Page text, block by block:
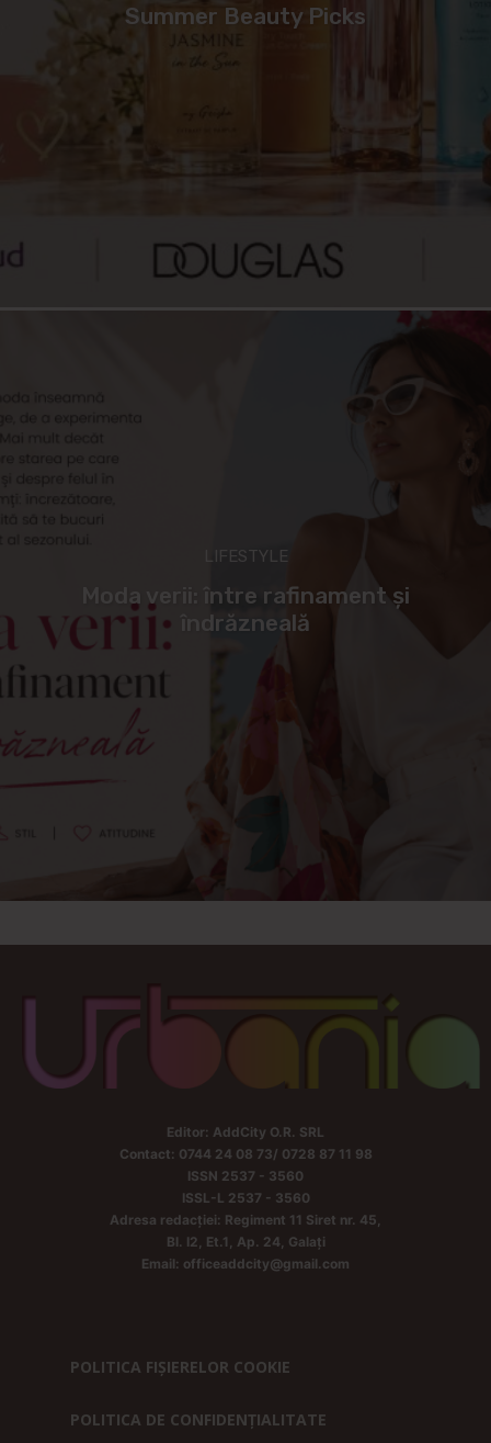
Summer Beauty Picks
LIFESTYLE
Moda verii: între rafinament și
îndrăzneală
Editor: AddCity O.R. SRL
Contact: 0744 24 08 73/ 0728 87 11 98
ISSN 2537 - 3560
ISSL-L 2537 - 3560
Adresa redacției: Regiment 11 Siret nr. 45,
Bl. I2, Et.1, Ap. 24, Galați
Email: officeaddcity@gmail.com
POLITICA FIȘIERELOR COOKIE
POLITICA DE CONFIDENȚIALITATE